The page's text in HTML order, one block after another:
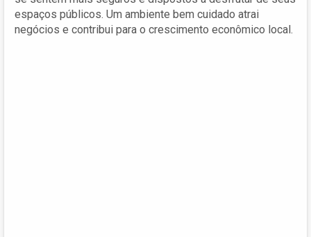
espaços públicos. Um ambiente bem cuidado atrai
negócios e contribui para o crescimento econômico local.